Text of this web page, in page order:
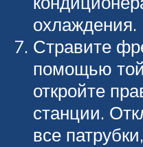
охлаждения.
Стравите
помощью
откройте
станции.
все